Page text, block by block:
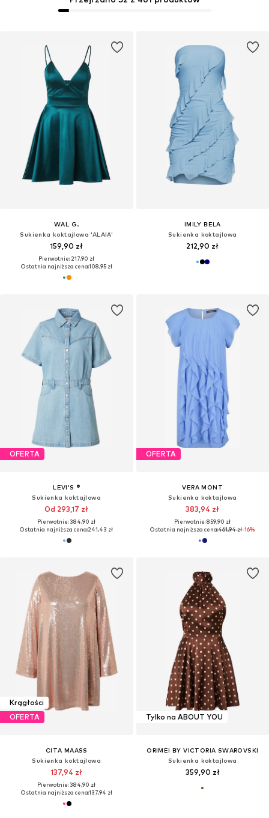
WAL G.
Sukienka koktajlowa 'ALAIA'
159,90 zł
Pierwotnie: 217,90 zł
Ostatnia najniższa cena:108,95 zł
IMILY BELA
Sukienka koktajlowa
212,90 zł
OFERTA
LEVI'S ®
Sukienka koktajlowa
Od 293,17 zł
Pierwotnie: 384,90 zł
Ostatnia najniższa cena:241,43 zł
OFERTA
VERA MONT
Sukienka koktajlowa
383,94 zł
Pierwotnie: 859,90 zł
Ostatnia najniższa cena:461,94 zł-16%
Krągłości
OFERTA
CITA MAASS
Sukienka koktajlowa
137,94 zł
Pierwotnie: 384,90 zł
Ostatnia najniższa cena:137,94 zł
Tylko na ABOUT YOU
ORIMEI BY VICTORIA SWAROVSKI
Sukienka koktajlowa
359,90 zł